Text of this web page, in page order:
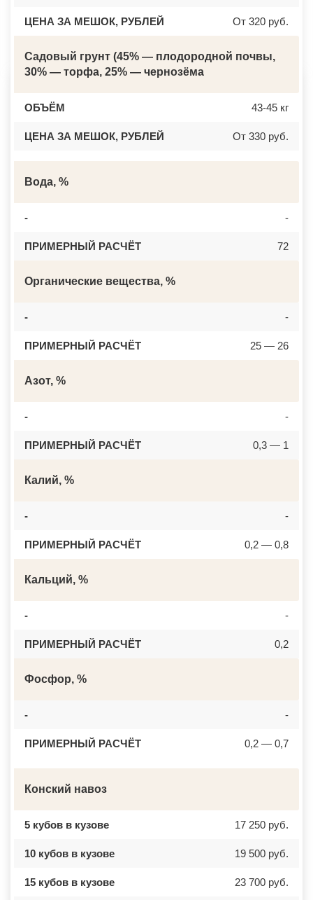
ЦЕНА ЗА МЕШОК, РУБЛЕЙ От 320 руб.
Садовый грунт (45% — плодородной почвы,
30% — торфа, 25% — чернозёма
ОБЪЁМ 43-45 кг
ЦЕНА ЗА МЕШОК, РУБЛЕЙ От 330 руб.
Вода, %
- -
ПРИМЕРНЫЙ РАСЧЁТ 72
Органические вещества, %
- -
ПРИМЕРНЫЙ РАСЧЁТ 25 — 26
Азот, %
- -
ПРИМЕРНЫЙ РАСЧЁТ 0,3 — 1
Калий, %
- -
ПРИМЕРНЫЙ РАСЧЁТ 0,2 — 0,8
Кальций, %
- -
ПРИМЕРНЫЙ РАСЧЁТ 0,2
Фосфор, %
- -
ПРИМЕРНЫЙ РАСЧЁТ 0,2 — 0,7
Конский навоз
5 кубов в кузове 17 250 руб.
10 кубов в кузове 19 500 руб.
15 кубов в кузове 23 700 руб.